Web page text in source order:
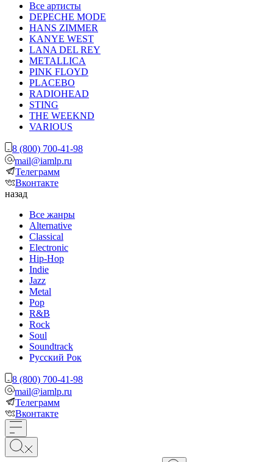
Все артисты
DEPECHE MODE
HANS ZIMMER
KANYE WEST
LANA DEL REY
METALLICA
PINK FLOYD
PLACEBO
RADIOHEAD
STING
THE WEEKND
VARIOUS
8 (800) 700-41-98
mail@iamlp.ru
Телеграмм
Вконтакте
назад
Все жанры
Alternative
Classical
Electronic
Hip-Hop
Indie
Jazz
Metal
Pop
R&B
Rock
Soul
Soundtrack
Русский Рок
8 (800) 700-41-98
mail@iamlp.ru
Телеграмм
Вконтакте